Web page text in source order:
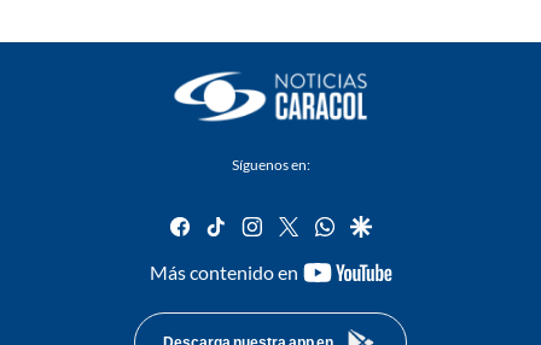
Síguenos en:
facebook
tiktok instagram
twitterwhatsapp
google
Más contenido en
youtube-